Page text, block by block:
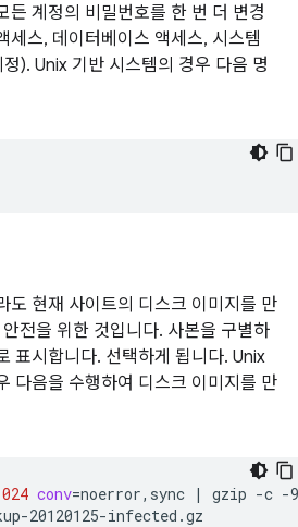
든 계정의 비밀번호를 한 번 더 변경
세스, 데이터베이스 액세스, 시스템
). Unix 기반 시스템의 경우 다음 명
도 현재 사이트의 디스크 이미지를 만
전을 위한 것입니다. 사본을 구별하
표시합니다. 선택하게 됩니다. Unix
다음을 수행하여 디스크 이미지를 만
conv=noerror,sync | gzip -c -9